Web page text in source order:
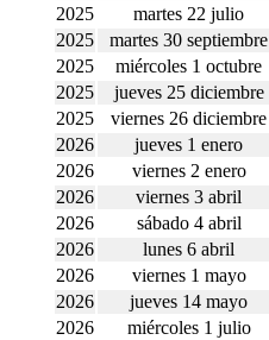
2025
martes 22 julio
2025
martes 30 septiembre
2025
miércoles 1 octubre
2025
jueves 25 diciembre
2025
viernes 26 diciembre
2026
jueves 1 enero
2026
viernes 2 enero
2026
viernes 3 abril
2026
sábado 4 abril
2026
lunes 6 abril
2026
viernes 1 mayo
2026
jueves 14 mayo
2026
miércoles 1 julio